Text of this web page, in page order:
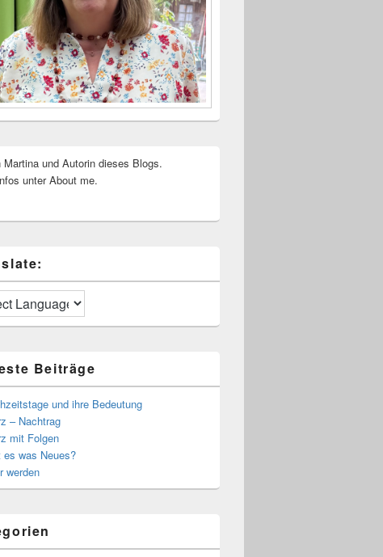
Martina und Autorin dieses Blogs.
unter About me.
Beiträge
und ihre Bedeutung
– Nachtrag
mit Folgen
es was Neues?
werden